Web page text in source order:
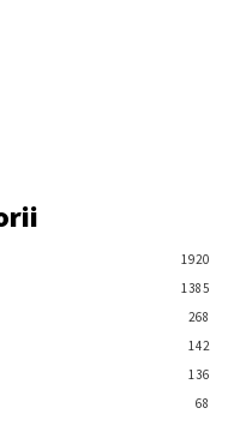
1920
1385
268
142
136
68